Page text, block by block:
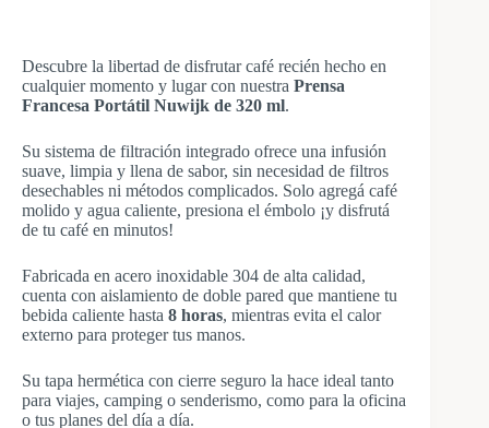
Descubre la libertad de disfrutar café recién hecho en
cualquier momento y lugar con nuestra Prensa
Francesa Portátil Nuwijk de 320 ml.
Su sistema de filtración integrado ofrece una infusión
suave, limpia y llena de sabor, sin necesidad de filtros
desechables ni métodos complicados. Solo agregá café
molido y agua caliente, presiona el émbolo ¡y disfrutá
de tu café en minutos!
Fabricada en acero inoxidable 304 de alta calidad,
cuenta con aislamiento de doble pared que mantiene tu
bebida caliente hasta 8 horas, mientras evita el calor
externo para proteger tus manos.
Su tapa hermética con cierre seguro la hace ideal tanto
para viajes, camping o senderismo, como para la oficina
o tus planes del día a día.